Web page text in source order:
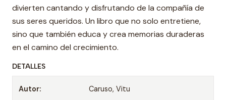
divierten cantando y disfrutando de la compañía de
sus seres queridos. Un libro que no solo entretiene,
sino que también educa y crea memorias duraderas
en el camino del crecimiento.
DETALLES
Autor: Caruso, Vitu